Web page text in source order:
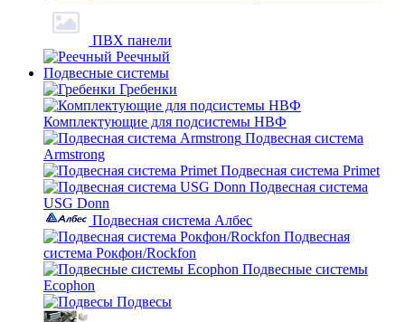
ПВХ панели
Реечный
Подвесные системы
Гребенки
Комплектующие для подсистемы НВФ
Подвесная система
Armstrong
Подвесная система Primet
Подвесная система
USG Donn
Подвесная система Албес
Подвесная
система Рокфон/Rockfon
Подвесные системы
Ecophon
Подвесы